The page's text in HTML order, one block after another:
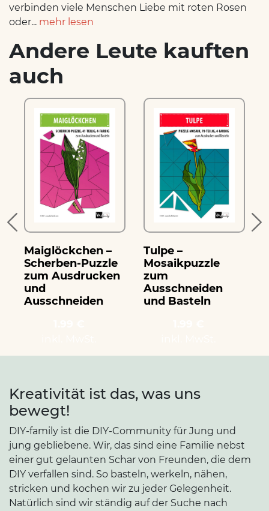
verbinden viele Menschen Liebe mit roten Rosen
oder... mehr lesen
Andere Leute kauften
auch
Maiglöckchen –
Scherben-Puzzle
zum Ausdrucken
und
Ausschneiden
Tulpe –
Mosaikpuzzle
zum
Ausschneiden
und Basteln
Kreativität ist das, was uns
bewegt!
DIY-family ist die DIY-Community für Jung und
jung gebliebene. Wir, das sind eine Familie nebst
einer gut gelaunten Schar von Freunden, die dem
DIY verfallen sind. So basteln, werkeln, nähen,
stricken und kochen wir zu jeder Gelegenheit.
Natürlich sind wir ständig auf der Suche nach